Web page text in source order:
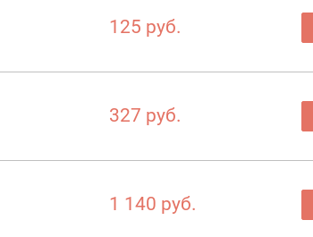
125 руб.
327 руб.
1 140 руб.